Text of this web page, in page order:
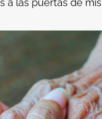
a las puertas de